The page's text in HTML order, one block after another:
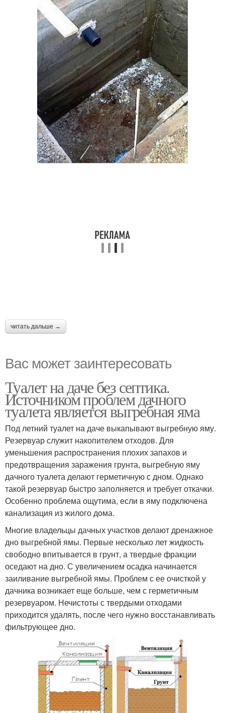
читать дальше →
Вас может заинтересовать
Туалет на даче без септика.
Источником проблем дачного
туалета является выгребная яма
Под летний туалет на даче выкапывают выгребную яму.
Резервуар служит накопителем отходов. Для
уменьшения распространения плохих запахов и
предотвращения заражения грунта, выгребную яму
дачного туалета делают герметичную с дном. Однако
такой резервуар быстро заполняется и требует откачки.
Особенно проблема ощутима, если в яму подключена
канализация из жилого дома.
Многие владельцы дачных участков делают дренажное
дно выгребной ямы. Первые несколько лет жидкость
свободно впитывается в грунт, а твердые фракции
оседают на дно. С увеличением осадка начинается
заиливание выгребной ямы. Проблем с ее очисткой у
дачника возникает еще больше, чем с герметичным
резервуаром. Нечистоты с твердыми отходами
приходится удалять, после чего нужно восстанавливать
фильтрующее дно.